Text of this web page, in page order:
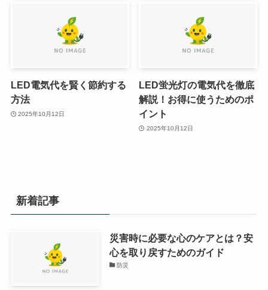
LED電気代を賢く節約する
方法
2025年10月12日
LED蛍光灯の電気代を徹底
解説！お得に使うためのポ
イント
2025年10月12日
新着記事
災害時に必要な心のケアとは？安
心を取り戻すためのガイド
防災